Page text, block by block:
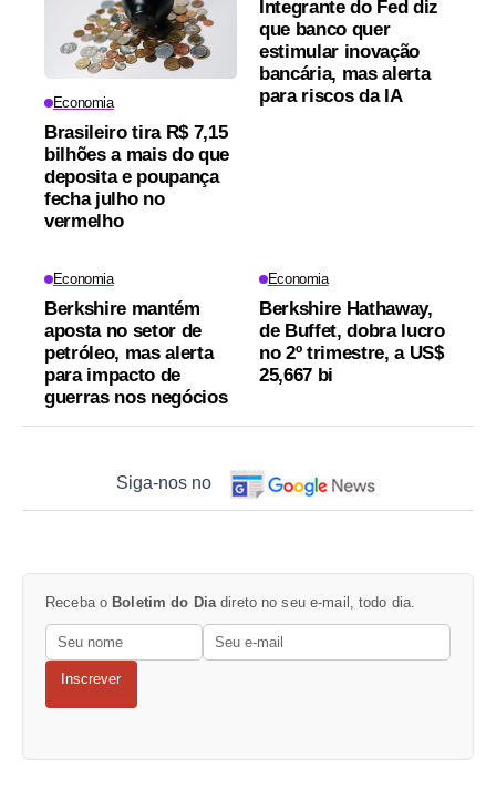
Economia
Brasileiro tira R$ 7,15
bilhões a mais do que
deposita e poupança
fecha julho no
vermelho
Integrante do Fed diz
que banco quer
estimular inovação
bancária, mas alerta
para riscos da IA
Economia
Berkshire mantém
aposta no setor de
petróleo, mas alerta
para impacto de
guerras nos negócios
Economia
Berkshire Hathaway,
de Buffet, dobra lucro
no 2º trimestre, a US$
25,667 bi
Siga-nos no
Receba o Boletim do Dia direto no seu e-mail, todo dia.
Inscrever